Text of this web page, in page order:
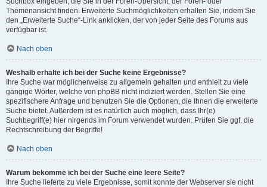
Themenansicht finden. Erweiterte Suchmöglichkeiten erhalten Sie, indem Sie
den „Erweiterte Suche“-Link anklicken, der von jeder Seite des Forums aus
verfügbar ist.
Nach oben
Weshalb erhalte ich bei der Suche keine Ergebnisse?
Ihre Suche war möglicherweise zu allgemein gehalten und enthielt zu viele
gängige Wörter, welche von phpBB nicht indiziert werden. Stellen Sie eine
spezifischere Anfrage und benutzen Sie die Optionen, die Ihnen die erweiterte
Suche bietet. Außerdem ist es natürlich auch möglich, dass Ihr(e)
Suchbegriff(e) hier nirgends im Forum verwendet wurden. Prüfen Sie ggf. die
Rechtschreibung der Begriffe!
Nach oben
Warum bekomme ich bei der Suche eine leere Seite?
Ihre Suche lieferte zu viele Ergebnisse, somit konnte der Webserver sie nicht